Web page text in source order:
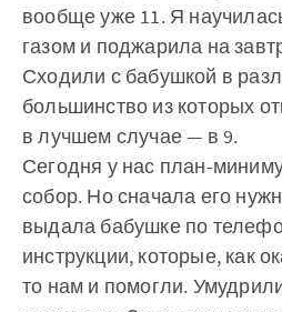
вообще уже 11. Я
газом и поджарила на
Сходили с бабушкой в
большинство из которых
в лучшем случае — в 9.
Сегодня у нас план-
собор. Но сначала его
выдала бабушке по
инструкции, которые, как
то нам и помогли.